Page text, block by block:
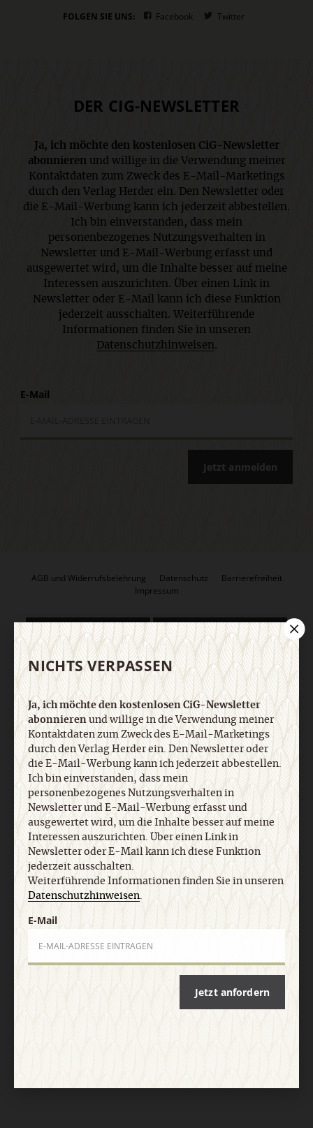
FOLGEN SIE UNS: Facebook Twitter
DER CIG-NEWSLETTER
Ja, ich möchte den kostenlosen CiG-Newsletter
abonnierenund willige in die Verwendung meiner
Kontaktdaten zum Zweck des E-Mail-Marketings
durch den Verlag Herder ein. Den Newsletter oder
die E-Mail-Werbung kann ich jederzeit abbestellen.
Ich bin einverstanden, dass mein
personenbezogenes Nutzungsverhalten in
Newsletter und E-Mail-Werbung erfasst und
ausgewertet wird, um die Inhalte besser auf meine
Interessen auszurichten. Über einen Link in
Newsletter oder E-Mail kann ich diese Funktion
jederzeit ausschalten. Weiterführende
Informationen finden Sie in unseren
Datenschutzhinweisen.
E-Mail
Jetzt anmelden
AGB und Widerrufsbelehrung Datenschutz
Barrierefreiheit
Impressum
Vertrag widerrufen Abo online kündigen
Nach oben
NICHTS VERPASSEN
Ja, ich möchte den kostenlosen CiG-Newsletter
abonnierenund willige in die Verwendung meiner
Kontaktdaten zum Zweck des E-Mail-Marketings
durch den Verlag Herder ein. Den Newsletter oder
die E-Mail-Werbung kann ich jederzeit abbestellen.
Ich bin einverstanden, dass mein
personenbezogenes Nutzungsverhalten in
Newsletter und E-Mail-Werbung erfasst und
ausgewertet wird, um die Inhalte besser auf meine
Interessen auszurichten. Über einen Link in
Newsletter oder E-Mail kann ich diese Funktion
jederzeit ausschalten.
Weiterführende Informationen finden Sie in unseren
Datenschutzhinweisen.
E-Mail
Jetzt anfordern